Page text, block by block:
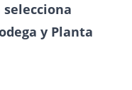
selecciona
y Planta